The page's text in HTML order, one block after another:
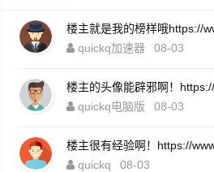
楼主就是我的榜样哦https://
quickq加速器
08-03
楼主的头像能辟邪啊！
quickq电脑版
08-03
楼主很有经验啊！https://
quickq
08-03